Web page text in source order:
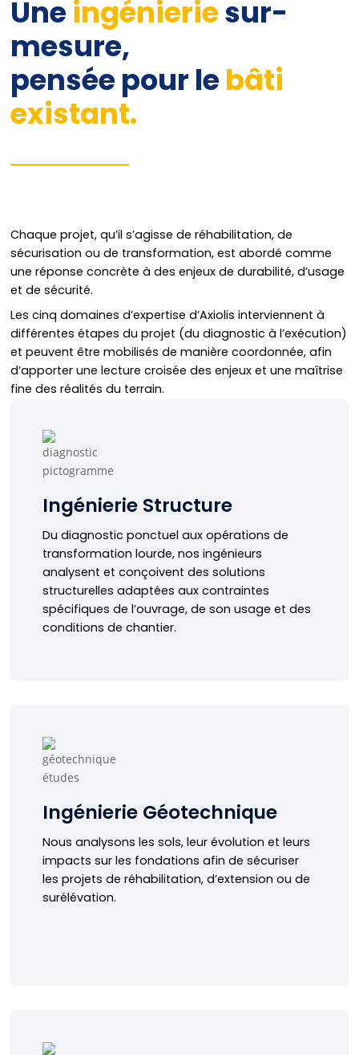
​Une ingénierie sur-
mesure,
pensée pour le bâti
existant.
Chaque projet, qu’il s’agisse de réhabilitation, de
sécurisation ou de transformation, est abordé comme
une réponse concrète à des enjeux de durabilité, d’usage
et de sécurité.
Les cinq domaines d’expertise d’Axiolis interviennent à
différentes étapes du projet (du diagnostic à l’exécution)
et peuvent être mobilisés de manière coordonnée, afin
d’apporter une lecture croisée des enjeux et une maîtrise
fine des réalités du terrain.
Ingénierie Structure
Du diagnostic ponctuel aux opérations de
transformation lourde, nos ingénieurs
analysent et conçoivent des solutions
structurelles adaptées aux contraintes
spécifiques de l’ouvrage, de son usage et des
conditions de chantier.
nécessaire, d’éviter les interventions superflues et
de garantir des solutions techniquement fiables,
cohérentes avec la réalité du projet et pleinement
En savoir plus
Ingénierie Géotechnique
Nous analysons les sols, leur évolution et leurs
impacts sur les fondations afin de sécuriser
les projets de réhabilitation, d’extension ou de
surélévation.
Ingénierie Géotechnique
comprendre l’origine des désordres, de limiter les
risques de sinistres différés et d’optimiser les
solutions techniques, en évitant les
surdimensionnements inutiles et les choix
excessivement prudents.